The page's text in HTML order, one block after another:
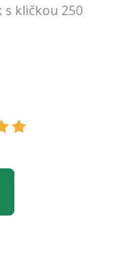
s kličkou 250